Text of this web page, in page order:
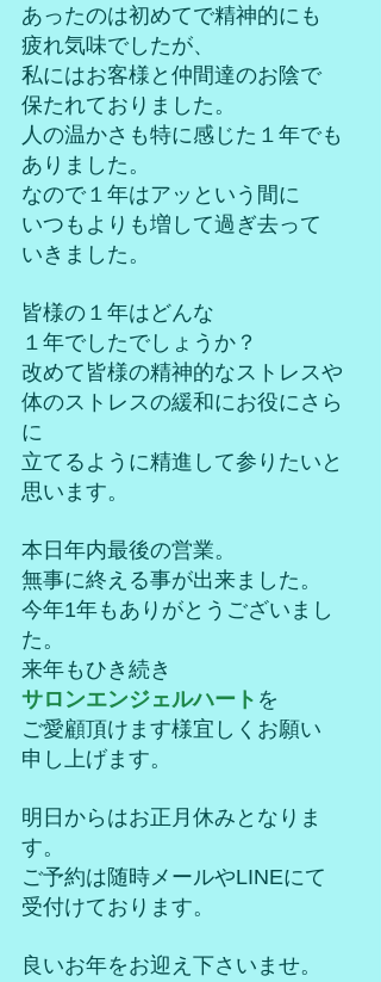
あったのは初めてで精神的にも
疲れ気味でしたが、
私にはお客様と仲間達のお陰で
保たれておりました。
人の温かさも特に感じた１年でも
ありました。
なので１年はアッという間に
いつもよりも増して過ぎ去って
いきました。
皆様の１年はどんな
１年でしたでしょうか？
改めて皆様の精神的なストレスや
体のストレスの緩和にお役にさら
に
立てるように精進して参りたいと
思います。
本日年内最後の営業。
無事に終える事が出来ました。
今年1年もありがとうございまし
た。
来年もひき続き
サロンエンジェルハート を
ご愛顧頂けます様宜しくお願い
申し上げます。
明日からはお正月休みとなりま
す。
ご予約は随時メールやLINEにて
受付けております。
良いお年をお迎え下さいませ。